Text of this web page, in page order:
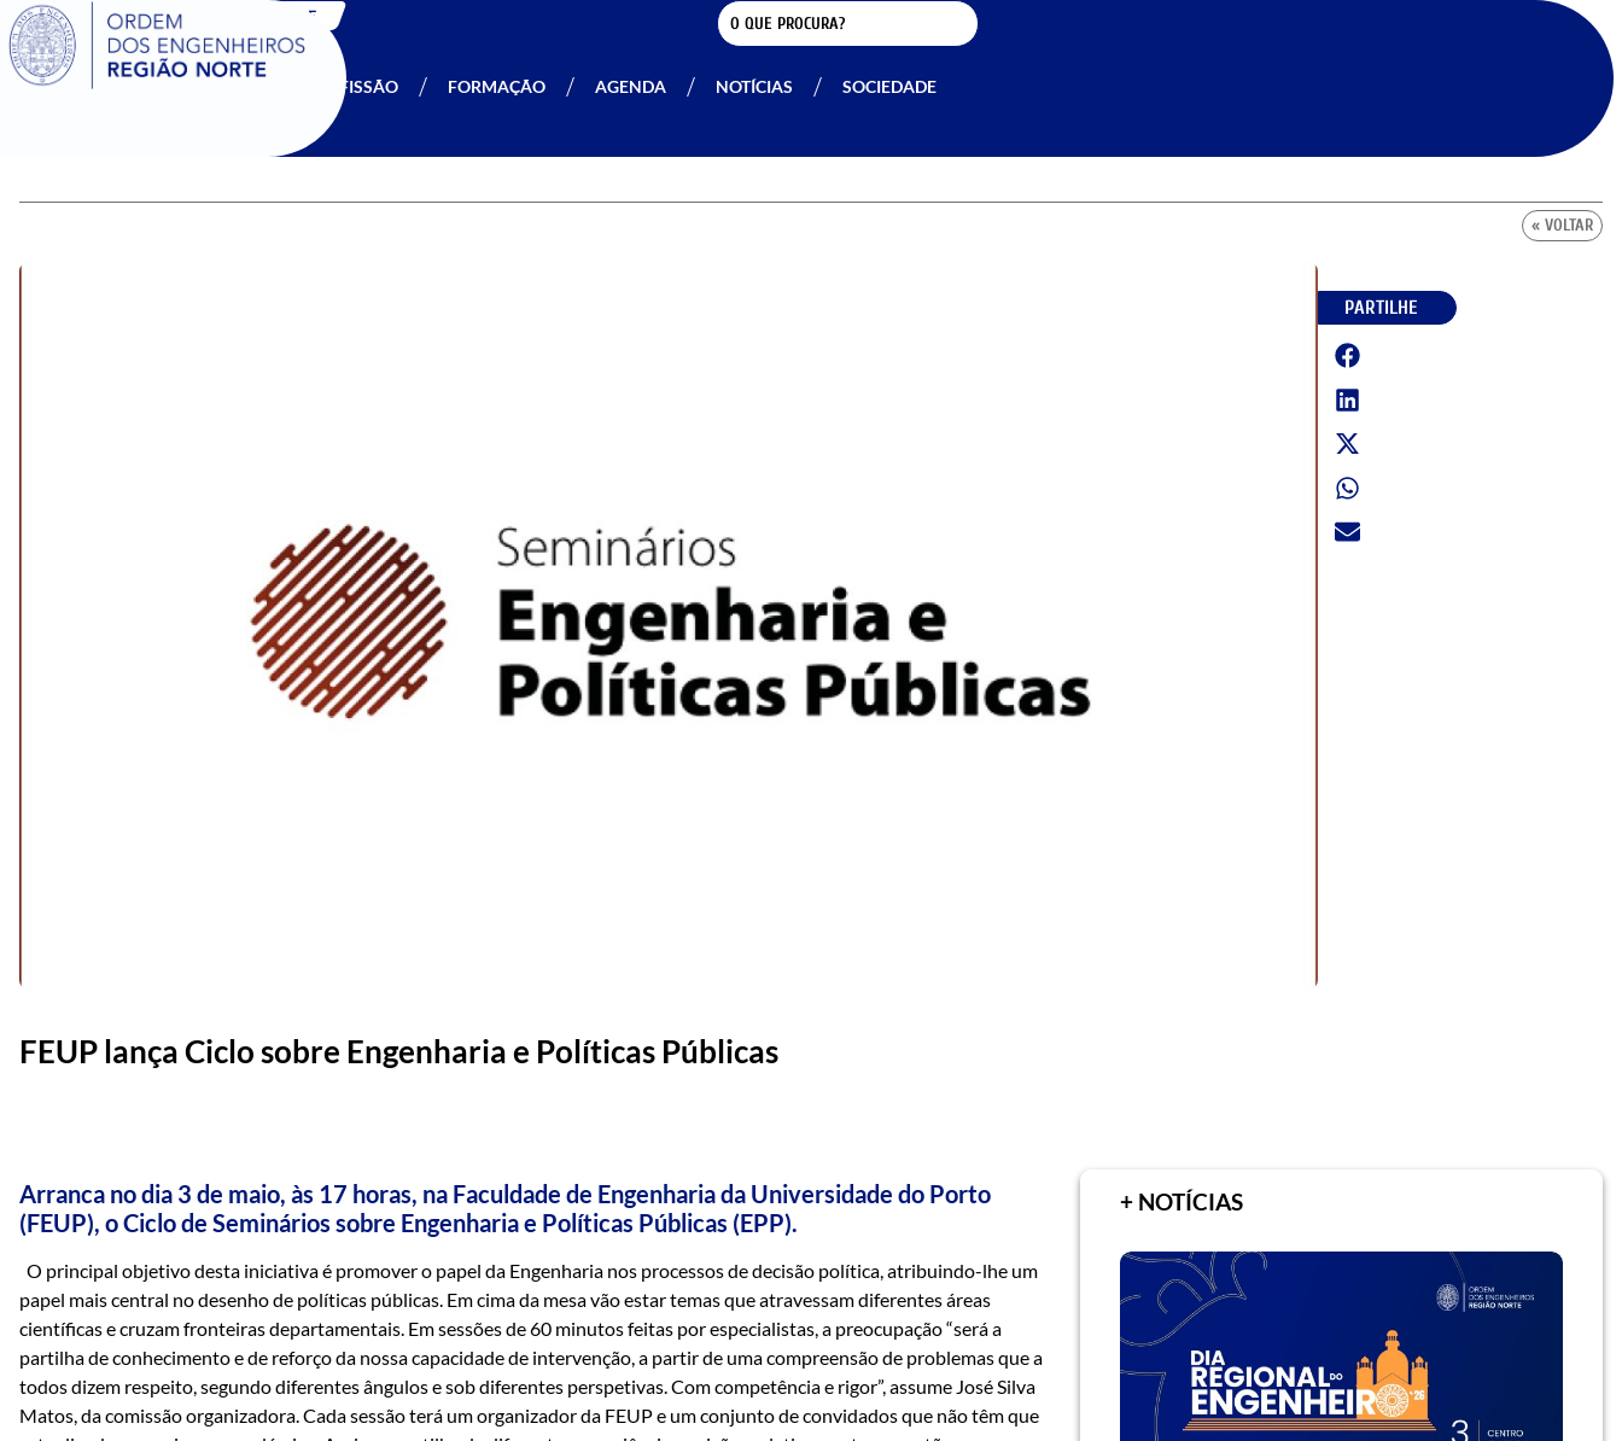
SIGOE
A OERN PROFISSÃO FORMAÇÃO AGENDA NOTÍCIAS SOCIEDADE
« VOLTAR
PARTILHE
FEUP lança Ciclo sobre Engenharia e Políticas Públicas
Arranca no dia 3 de maio, às 17 horas, na Faculdade de Engenharia da Universidade do Porto
(FEUP), o Ciclo de Seminários sobre Engenharia e Políticas Públicas (EPP).
O principal objetivo desta iniciativa é promover o papel da Engenharia nos processos de decisão política, atribuindo-lhe um
papel mais central no desenho de políticas públicas. Em cima da mesa vão estar temas que atravessam diferentes áreas
científicas e cruzam fronteiras departamentais. Em sessões de 60 minutos feitas por especialistas, a preocupação “será a
partilha de conhecimento e de reforço da nossa capacidade de intervenção, a partir de uma compreensão de problemas que a
todos dizem respeito, segundo diferentes ângulos e sob diferentes perspetivas. Com competência e rigor”, assume José Silva
Matos, da comissão organizadora. Cada sessão terá um organizador da FEUP e um conjunto de convidados que não têm que
+ NOTÍCIAS